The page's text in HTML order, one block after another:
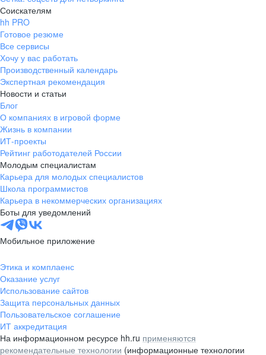
Соискателям
hh PRO
Готовое резюме
Все сервисы
Хочу у вас работать
Производственный календарь
Экспертная рекомендация
Новости и статьи
Блог
О компаниях в игровой форме
Жизнь в компании
ИТ-проекты
Рейтинг работодателей России
Молодым специалистам
Карьера для молодых специалистов
Школа программистов
Карьера в некоммерческих организациях
Боты для уведомлений
Мобильное приложение
Этика и комплаенс
Оказание услуг
Использование сайтов
Защита персональных данных
Пользовательское соглашение
ИТ аккредитация
На информационном ресурсе hh.ru применяются
рекомендательные технологии (информационные технологии